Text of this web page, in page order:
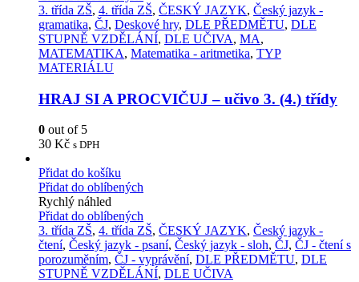
3. třída ZŠ, 4. třída ZŠ, ČESKÝ JAZYK, Český jazyk -
gramatika, ČJ, Deskové hry, DLE PŘEDMĚTU, DLE
STUPNĚ VZDĚLÁNÍ, DLE UČIVA, MA,
MATEMATIKA, Matematika - aritmetika, TYP
MATERIÁLU
HRAJ SI A PROCVIČUJ – učivo 3. (4.) třídy
0 out of 5
30 Kč s DPH
Přidat do košíku
Přidat do oblíbených
Rychlý náhled
Přidat do oblíbených
3. třída ZŠ, 4. třída ZŠ, ČESKÝ JAZYK, Český jazyk -
čtení, Český jazyk - psaní, Český jazyk - sloh, ČJ, ČJ - čtení s
porozuměním, ČJ - vyprávění, DLE PŘEDMĚTU, DLE
STUPNĚ VZDĚLÁNÍ, DLE UČIVA